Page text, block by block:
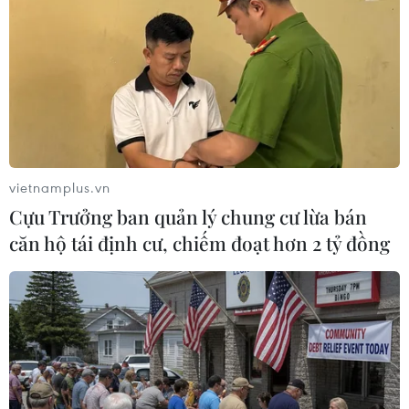
Nông sản Việt Nam còn
nhiều dư địa tại thị trường
08/08/2026 12:55
Kết luận thanh tra về cơ sở
nhà, đất dôi dư sau sắp xếp
tại thành phố Hải Phòng
08/08/2026 12:53
Động lực mới cho hợp tác
thương mại Việt Nam-
Australia
08/08/2026 12:20
Sửa đổi Luật Dầu khí: Phân
cấp, phân quyền nhưng
phải kiểm soát rủi ro
08/08/2026 11:05
vietnamplus.vn
Cựu Trưởng ban quản lý chung cư lừa bán
căn hộ tái định cư, chiếm đoạt hơn 2 tỷ đồng